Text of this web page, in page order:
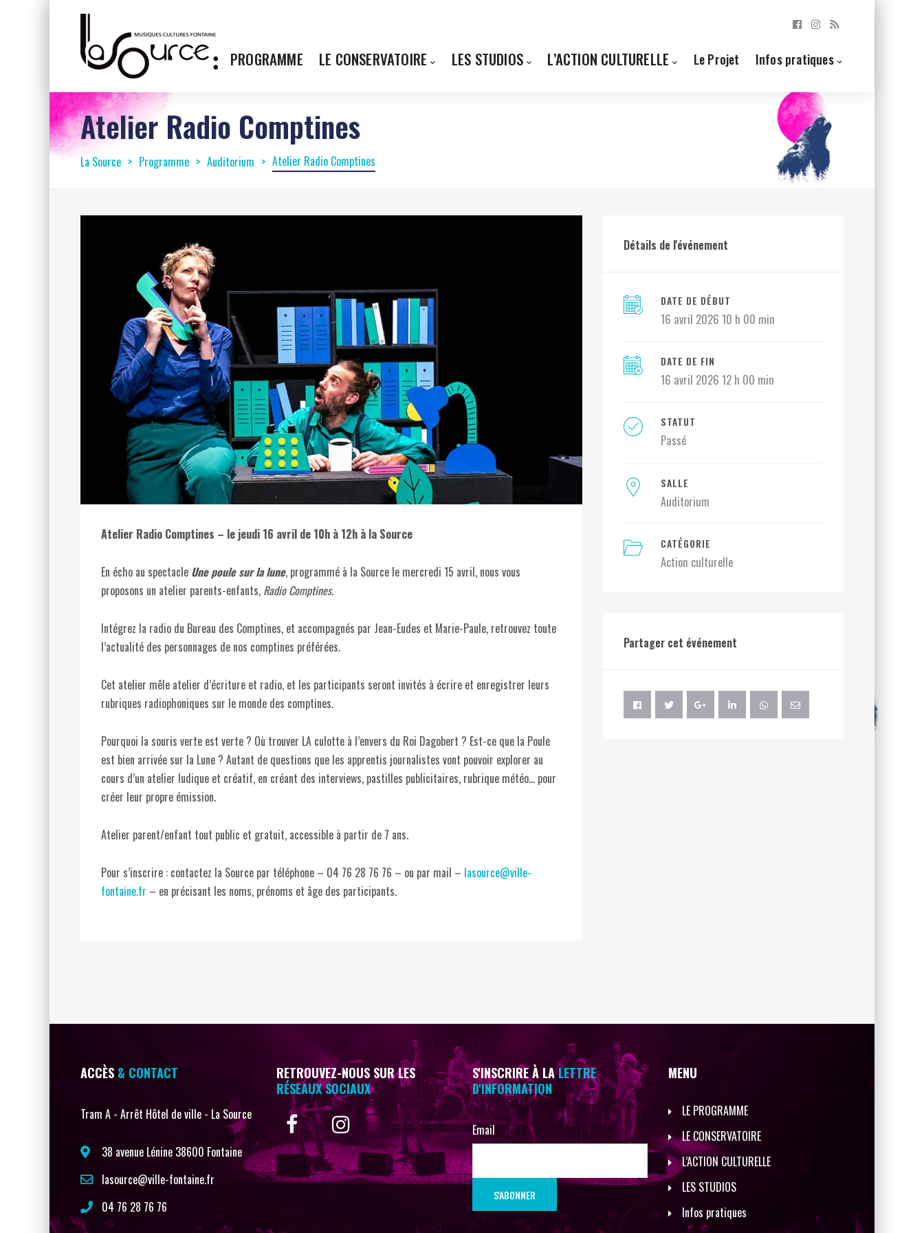
PROGRAMME LE CONSERVATOIRE LES STUDIOS L’ACTION CULTURELLE Le Projet Infos pratiques
Atelier Radio Comptines
La Source Programme Auditorium Atelier Radio Comptines
Atelier Radio Comptines – le jeudi 16 avril de 10h à 12h à la Source
En écho au spectacle Une poule sur la lune, programmé à la Source le mercredi 15 avril, nous vous
proposons un atelier parents-enfants, Radio Comptines.
Intégrez la radio du Bureau des Comptines, et accompagnés par Jean-Eudes et Marie-Paule, retrouvez toute
l’actualité des personnages de nos comptines préférées.
Cet atelier mêle atelier d’écriture et radio, et les participants seront invités à écrire et enregistrer leurs
rubriques radiophoniques sur le monde des comptines.
Pourquoi la souris verte est verte ? Où trouver LA culotte à l’envers du Roi Dagobert ? Est-ce que la Poule
est bien arrivée sur la Lune ? Autant de questions que les apprentis journalistes vont pouvoir explorer au
cours d’un atelier ludique et créatif, en créant des interviews, pastilles publicitaires, rubrique météo… pour
créer leur propre émission.
Atelier parent/enfant tout public et gratuit, accessible à partir de 7 ans.
Pour s’inscrire : contactez la Source par téléphone – 04 76 28 76 76 – ou par mail – lasource@ville-
fontaine.fr – en précisant les noms, prénoms et âge des participants.
Détails de l'événement
DATE DE DÉBUT
16 avril 2026 10 h 00 min
DATE DE FIN
16 avril 2026 12 h 00 min
STATUT
Passé
SALLE
Auditorium
CATÉGORIE
Action culturelle
Partager cet événement
ACCÈS & CONTACT
Tram A - Arrêt Hôtel de ville - La Source
38 avenue Lénine 38600 Fontaine
lasource@ville-fontaine.fr
04 76 28 76 76
RETROUVEZ-NOUS SUR LES
RÉSEAUX SOCIAUX
S'INSCRIRE À LALETTRE
D'INFORMATION
Email
MENU
LE PROGRAMME
LE CONSERVATOIRE
L’ACTION CULTURELLE
LES STUDIOS
Infos pratiques